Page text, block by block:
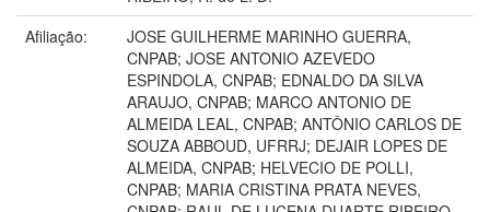
Afiliação:
JOSE GUILHERME MARINHO GUERRA,
CNPAB; JOSE ANTONIO AZEVEDO
ESPINDOLA, CNPAB; EDNALDO DA SILVA
ARAUJO, CNPAB; MARCO ANTONIO DE
ALMEIDA LEAL, CNPAB; ANTÔNIO CARLOS DE
SOUZA ABBOUD, UFRRJ; DEJAIR LOPES DE
ALMEIDA, CNPAB; HELVECIO DE POLLI,
CNPAB; MARIA CRISTINA PRATA NEVES,